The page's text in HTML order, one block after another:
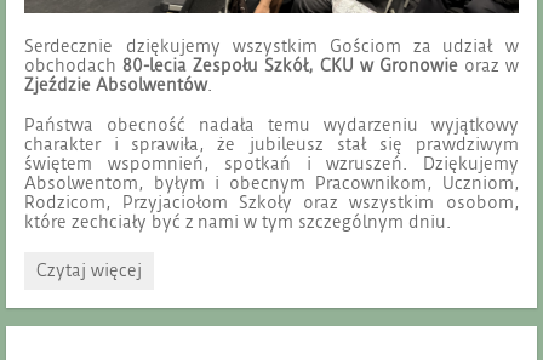
Serdecznie dziękujemy wszystkim Gościom za udział w
obchodach 80-lecia Zespołu Szkół, CKU w Gronowieoraz w
Zjeździe Absolwentów.
Państwa obecność nadała temu wydarzeniu wyjątkowy
charakter i sprawiła, że jubileusz stał się prawdziwym
świętem wspomnień, spotkań i wzruszeń. Dziękujemy
Absolwentom, byłym i obecnym Pracownikom, Uczniom,
Rodzicom, Przyjaciołom Szkoły oraz wszystkim osobom,
które zechciały być z nami w tym szczególnym dniu.
Podziękowanie:
Czytaj więcej